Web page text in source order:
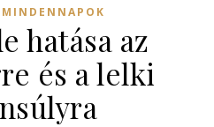
MINDENNAPOK
hatása az
és a lelki